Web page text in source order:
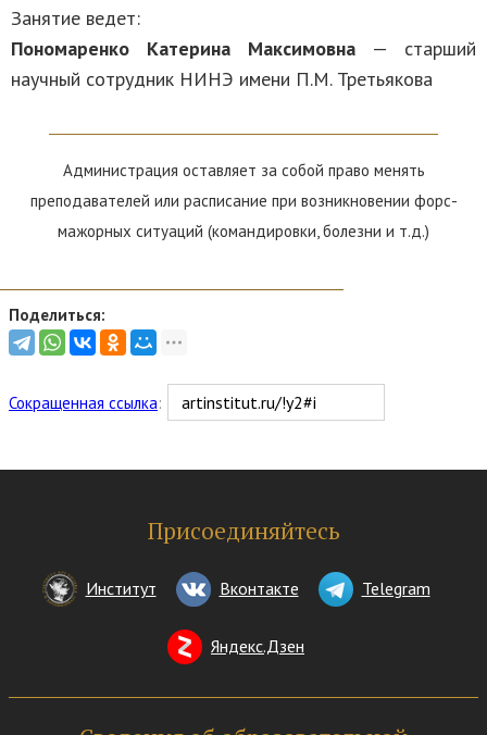
Занятие ведет:
Пономаренко Катерина Максимовна — старший
научный сотрудник НИНЭ имени П.М. Третьякова
Администрация оставляет за собой право менять
преподавателей или расписание при возникновении форс-
мажорных ситуаций (командировки, болезни и т.д.)
Поделиться:
Сокращенная ссылка:
Присоединяйтесь
Институт Вконтакте Telegram
Яндекс.Дзен